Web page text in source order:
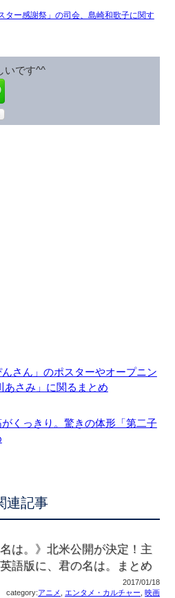
ター感謝祭」の司会、島崎和歌子に関す
いです^^
んさん」のポスターやオープニン
あさみ」に関るまとめ
がくっきり。驚きの体形「第二子
連記事
名は。》北米公開が決定！主
語版に、君の名は。まとめ
2017/01/18
category:アニメ ,エンタメ・カルチャー,映画